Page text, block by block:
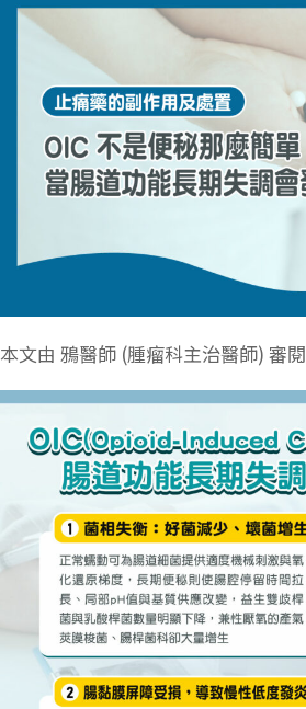
本文由 鴉醫師 (腫瘤科主治醫師) 審閱